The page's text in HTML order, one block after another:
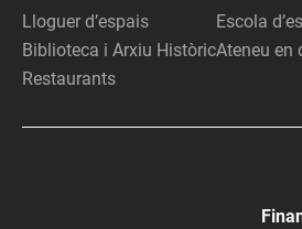
Lloguer d’espais
Biblioteca i Arxiu Històric
Restaurants
Escola
Ateneu en